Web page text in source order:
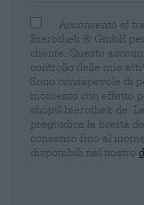
Acconsento al
Bierothek ® GmbH
cliente. Questo
controllo delle mie
Sono consapevole di
momento con effetto
shop@bierothek.de.
pregiudica la liceità
consenso fino al
disponibili nel nostro